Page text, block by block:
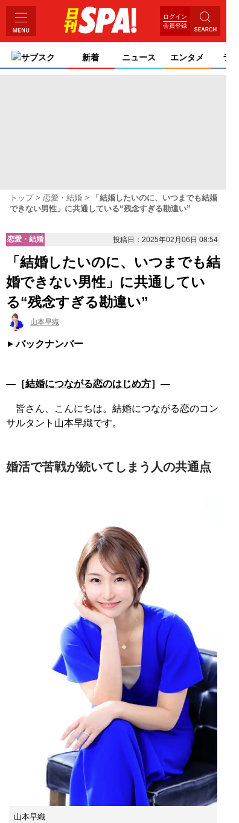
ログイン
会員登録
サブスク 新着 ニュース エンタメ ライ
トップ 恋愛・結婚
「結婚したいのに、いつまでも結婚
できない男性」に共通している“残念すぎる勘違い”
恋愛・結婚 投稿日：2025年02月06日 08:54
「結婚したいのに、いつまでも結
婚できない男性」に共通してい
る“残念すぎる勘違い”
山本早織
バックナンバー
―［結婚につながる恋のはじめ方］―
皆さん、こんにちは。結婚につながる恋のコン
サルタント山本早織です。
婚活で苦戦が続いてしまう人の共通点
山本早織